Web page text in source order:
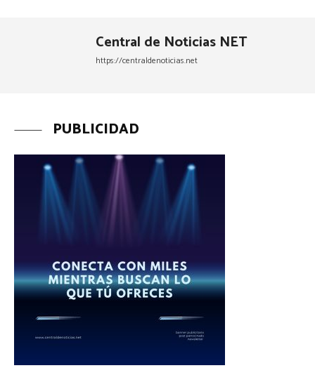
Central de Noticias NET
https://centraldenoticias.net
PUBLICIDAD